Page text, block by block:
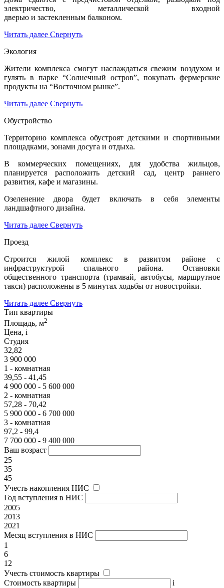
электричество, металлической входной
дверью и застекленным балконом.
Читать далее Свернуть
Экология
Жители комплекса смогут наслаждаться свежим воздухом и
гулять в парке “Солнечный остров”, покупать фермерские
продукты на “Восточном рынке”.
Читать далее Свернуть
Обустройство
Территорию комплекса обустроят детскими и спортивными
площадками, зонами досуга и отдыха.
В коммерческих помещениях, для удобства жильцов,
планируется расположить детский сад, центр раннего
развития, кафе и магазины.
Озеленение двора будет включать в себя элементы
ландшафтного дизайна.
Читать далее Свернуть
Проезд
Строится жилой комплекс в развитом районе с
инфраструктурой спального района. Остановки
общественного транспорта (трамвай, автобусы, маршрутное
такси) расположены в 5 минутах ходьбы от новостройки.
Читать далее Свернуть
Тип квартиры
Площадь, м2
Цена, i
Студия
32,82
3 900 000
1 - комнатная
39,55 - 41,45
4 900 000 - 5 600 000
2 - комнатная
57,28 - 70,42
5 900 000 - 6 700 000
3 - комнатная
97,2 - 99,4
7 700 000 - 9 400 000
Ваш возраст
25
35
45
Учесть накопления НИС
Год вступления в НИС
2005
2013
2021
Месяц вступления в НИС
1
6
12
Учесть стоимость квартиры
Стоимость квартиры
i